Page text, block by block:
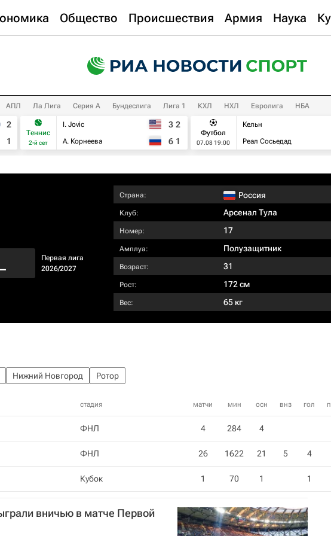
Общество Происшествия Армия Наука
АПЛ Ла Лига Серия А Бундеслига Лига 1 КХЛ НХЛ Евролига НБА
2
1
Теннис
2-й сет
I. Jovic
А. Корнеева
3 2
6 1
Футбол
07.08 19:00
Кельн
Реал Сосьедад
Первая лига
2026/2027
–
Страна: Россия
Клуб: Арсенал Тула
Номер: 17
Амплуа: Полузащитник
Возраст: 31
Рост: 172 см
Вес: 65 кг
Нижний Новгород Ротор
стадия матчи мин осн внз гол
ФНЛ 4 284 4
ФНЛ 26 1622 21 5 4
Кубок 1 70 1 1
вничью в матче Первой